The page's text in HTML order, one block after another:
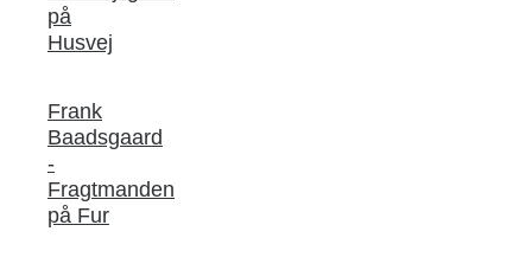
på
Husvej
Frank
Baadsgaard
-
Fragtmanden
på Fur